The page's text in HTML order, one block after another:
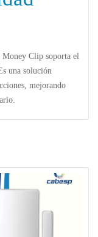
Money Clip soporta el
una solución
mejorando